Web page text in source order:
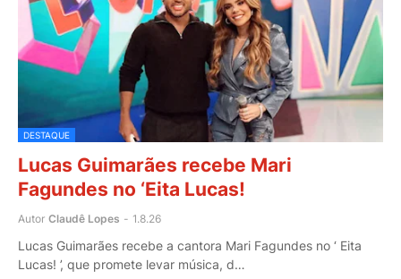
DESTAQUE
Lucas Guimarães recebe Mari
Fagundes no ‘Eita Lucas!
Autor Claudê Lopes - 1.8.26
Lucas Guimarães recebe a cantora Mari Fagundes no ‘ Eita
Lucas! ’, que promete levar música, d…